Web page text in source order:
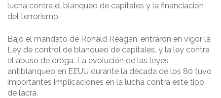
lucha contra el blanqueo de capitales y la financiación
del terrorismo.
Bajo el mandato de Ronald Reagan, entraron en vigor la
Ley de control de blanqueo de capitales, y la ley contra
el abuso de droga. La evolución de las leyes
antiblanqueo en EEUU durante la década de los 80 tuvo
importantes implicaciones en la lucha contra este tipo
de lacra.